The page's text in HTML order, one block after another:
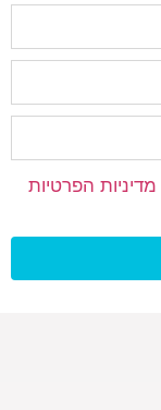
מדיניות הפרטיות